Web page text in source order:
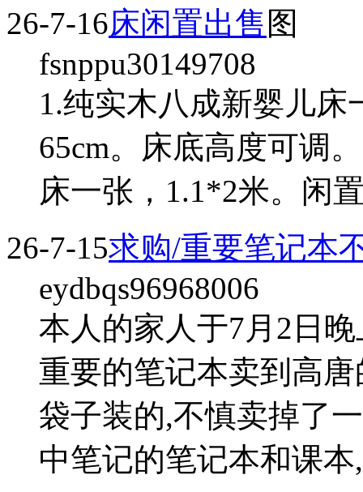
26-7-16床闲置出售 图
fsnppu30149708
1.纯实木八成新婴儿床
65cm。床底高度可调
床一张，1.1*2米。闲
26-7-15求购/重要笔记本
eydbqs96968006
本人的家人于7月2日
重要的笔记本卖到高
袋子装的,不慎卖掉了
中笔记的笔记本和课